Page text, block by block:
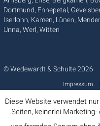
Dortmund, Ennepetal,
Iserlohn, Kamen, Lünen,
Unna, Werl, Witten
© Wedewardt & Schulte 2026
Impressum
Diese Website verwendet
Seiten, keinerlei